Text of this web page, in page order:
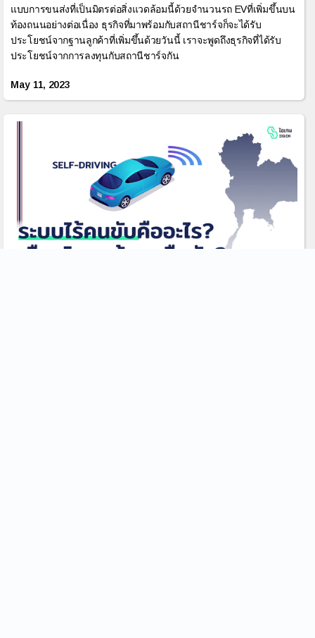
แบบการขนส่งที่เป็นมิตรต่อสิ่งแวดล้อมนี้ด้วยจำนวนรถ EVที่เพิ่มขึ้นบน
ท้องถนนอย่างต่อเนื่อง ธุรกิจที่มาพร้อมกับสถานีชาร์จก็จะได้รับ
ประโยชน์จากฐานลูกค้าที่เพิ่มขึ้นด้วยวันนี้ เราจะพูดถึงธุรกิจที่ได้รับ
ประโยชน์จากการลงทุนกับสถานีชาร์จกัน
May 11, 2023